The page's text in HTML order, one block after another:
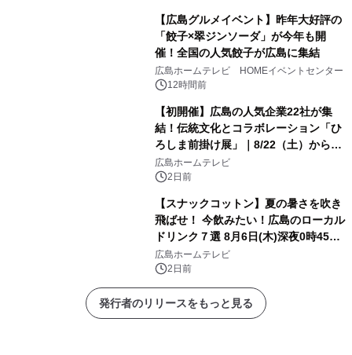
【広島グルメイベント】昨年大好評の
「餃子×翠ジンソーダ」が今年も開
催！全国の人気餃子が広島に集結
広島ホームテレビ HOMEイベントセンター
12時間前
【初開催】広島の人気企業22社が集
結！伝統文化とコラボレーション「ひ
ろしま前掛け展」｜8/22（土）から開
幕！
広島ホームテレビ
2日前
【スナックコットン】夏の暑さを吹き
飛ばせ！ 今飲みたい！広島のローカル
ドリンク７選 8月6日(木)深夜0時45分
放送
広島ホームテレビ
2日前
発行者のリリースをもっと見る